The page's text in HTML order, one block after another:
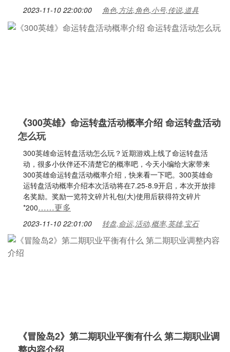
2023-11-10 22:00:00 角色,方法,角色,小号,传说,道具
《300英雄》命运转盘活动概率介绍 命运转盘活动
怎么玩
300英雄命运转盘活动怎么玩？近期游戏上线了命运转盘活
动，很多小伙伴还不清楚它的概率吧，今天小编给大家带来
300英雄命运转盘活动概率介绍，快来看一下吧。300英雄命
运转盘活动概率介绍本次活动将在7.25-8.9开启，本次开放排
名奖励。奖励一览符文碎片礼包(大)使用后获得符文碎片
*200……更多
2023-11-10 22:01:00 转盘,命运,活动,概率,英雄,宝石
《冒险岛2》第二期职业平衡有什么 第二期职业调